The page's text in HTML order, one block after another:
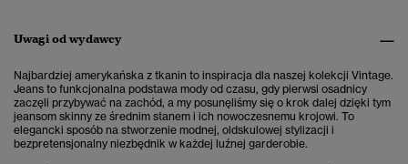
Uwagi od wydawcy
Najbardziej amerykańska z tkanin to inspiracja dla naszej kolekcji Vintage.
Jeans to funkcjonalna podstawa mody od czasu, gdy pierwsi osadnicy
zaczęli przybywać na zachód, a my posunęliśmy się o krok dalej dzięki tym
jeansom skinny ze średnim stanem i ich nowoczesnemu krojowi. To
elegancki sposób na stworzenie modnej, oldskulowej stylizacji i
bezpretensjonalny niezbędnik w każdej luźnej garderobie.